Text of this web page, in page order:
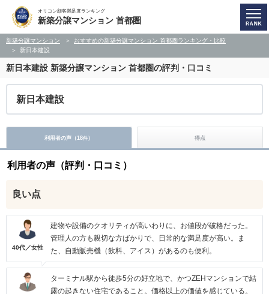
オリコン顧客満足度ランキング
新築分譲マンション 首都圏
新築分譲マンション
おすすめの新築分譲マンション 首都圏ランキング・比較
新日本建設
新日本建設 新築分譲マンション 首都圏の評判・口コミ
新日本建設
利用者の声（18件） 得点
利用者の声（評判・口コミ）
良い点
40代／女性
建物や設備のクオリティが高いわりに、お値段が破格だった。
管理人の方も親切な方ばかりで、日常的な満足度が高い。ま
た、自動販売機（飲料、アイス）があるのも便利。
ターミナル駅から徒歩5分の好立地で、かつZEHマンションで結
露の起きない住宅であること。価格以上の価値を感じている。